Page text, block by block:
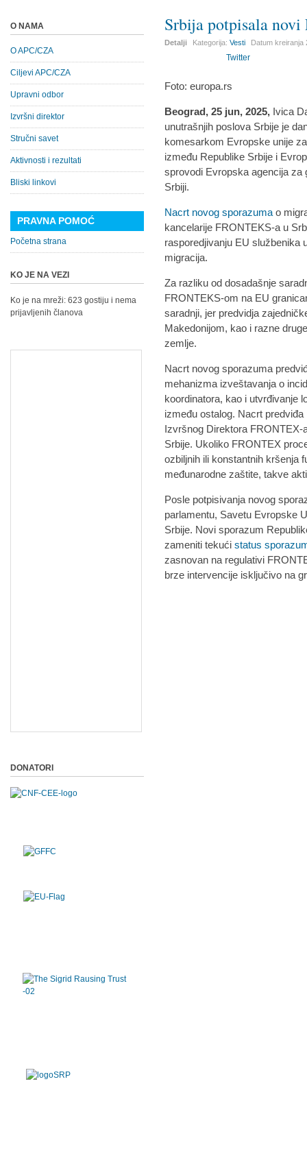
Srbija potpisala novi
Detalji Kategorija:Vesti Datum kreiranja
Twitter
Foto: europa.rs
Beograd, 25 jun, 2025, Ivica
unutrašnjih poslova Srbije je
komesarkom Evropske unije
između Republike Srbije i
sprovodi Evropska agencija
Srbiji.
Nacrt novog sporazuma o
kancelarije FRONTEKS-a u
rasporedjivanju EU službenika
migracija.
Za razliku od dosadašnje
FRONTEKS-om na EU
saradnji, jer predvidja
Makedonijom, kao i razne
zemlje.
Nacrt novog sporazuma
mehanizma izveštavanja o
koordinatora, kao i utvrđivanje
između ostalog. Nacrt
Izvršnog Direktora FRONTEX-
Srbije. Ukoliko FRONTEX
ozbiljnih ili konstantnih kršenja
međunarodne zaštite, takve
Posle potpisivanja novog
parlamentu, Savetu Evropske
Srbije. Novi sporazum
zameniti tekućistatus
zasnovan na regulativi
brze intervencije isključivo na
O NAMA
O APC/CZA
Ciljevi APC/CZA
Upravni odbor
Izvršni direktor
Stručni savet
Aktivnosti i rezultati
Bliski linkovi
PRAVNA POMOĆ
Početna strana
KO JE NA VEZI
Ko je na mreži: 623 gostiju i nema
prijavljenih članova
DONATORI